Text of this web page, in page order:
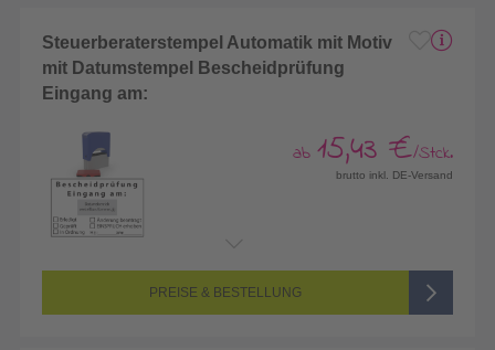
Steuerberaterstempel Automatik mit Motiv
mit Datumstempel Bescheidprüfung
Eingang am:
ab 15,43 €/Stck.
brutto inkl. DE-Versand
PREISE & BESTELLUNG